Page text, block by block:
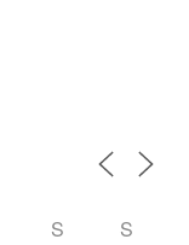
S S